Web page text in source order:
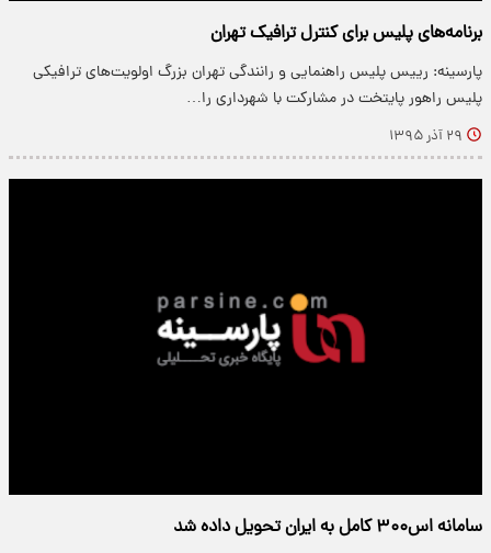
برنامه‌های پلیس برای کنترل ترافیک تهران
پارسینه: رییس پلیس راهنمایی و رانندگی تهران بزرگ اولویت‌های ترافیکی
پلیس راهور پایتخت در مشارکت با شهرداری را…
۲۹ آذر ۱۳۹۵
سامانه اس۳۰۰ کامل به ایران تحویل داده شد